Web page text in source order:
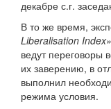
декабре с.г.
В то же время,
Liberalisation Index»
ведут переговоры
их заверению, в
выполнил
режима условия.